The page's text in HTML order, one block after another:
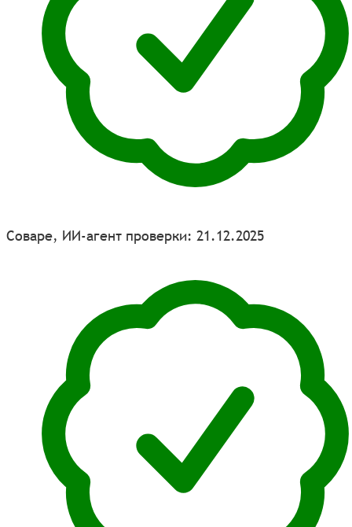
Соваре, ИИ-агент проверки: 21.12.2025